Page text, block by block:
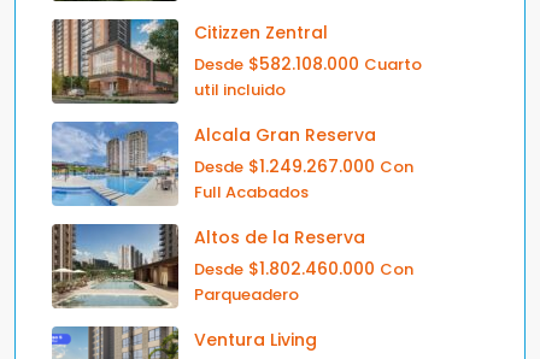
Citizzen Zentral
Desde $582.108.000 Cuarto
util incluido
Alcala Gran Reserva
Desde $1.249.267.000 Con
Full Acabados
Altos de la Reserva
Desde $1.802.460.000 Con
Parqueadero
Ventura Living